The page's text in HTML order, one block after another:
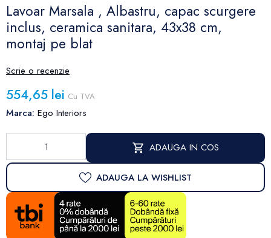
Lavoar Marsala , Albastru, capac scurgere
inclus, ceramica sanitara, 43x38 cm,
montaj pe blat
Scrie o recenzie
554,65 lei Cu TVA
Marca: Ego Interiors
ADAUGA IN COS
ADAUGA LA WISHLIST